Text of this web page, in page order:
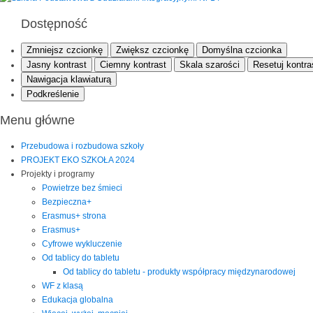
Dostępność
Zmniejsz czcionkę Zwiększ czcionkę
Domyślna czcionka
Jasny kontrast
Ciemny kontrast Skala szarości
Resetuj
Nawigacja klawiaturą
Podkreślenie
Menu główne
Przebudowa i rozbudowa szkoły
PROJEKT EKO SZKOŁA 2024
Projekty i programy
Powietrze bez śmieci
Bezpieczna+
Erasmus+ strona
Erasmus+
Cyfrowe wykluczenie
Od tablicy do tabletu
Od tablicy do tabletu - produkty współpracy międzynarodowej
WF z klasą
Edukacja globalna